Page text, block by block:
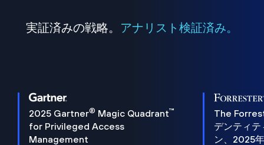
実証済みの戦略。 アナリスト検証済み。
2025 Gartner® Magic Quadrant™
for Privileged Access
Management
The
デンティ
ン、2025